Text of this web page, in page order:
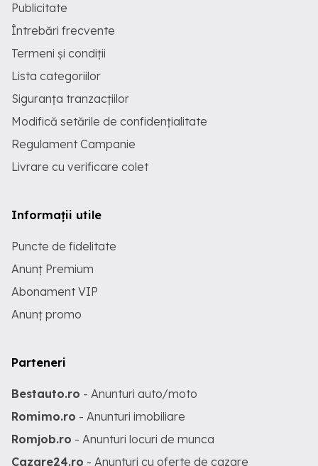
Publicitate
Întrebări frecvente
Termeni și condiții
Lista categoriilor
Siguranța tranzacțiilor
Modifică setările de confidențialitate
Regulament Campanie
Livrare cu verificare colet
Informații utile
Puncte de fidelitate
Anunț Premium
Abonament VIP
Anunț promo
Parteneri
Bestauto.ro - Anunturi auto/moto
Romimo.ro - Anunturi imobiliare
Romjob.ro - Anunturi locuri de munca
Cazare24.ro - Anunturi cu oferte de cazare